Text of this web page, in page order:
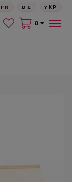
FR DE YКР
0